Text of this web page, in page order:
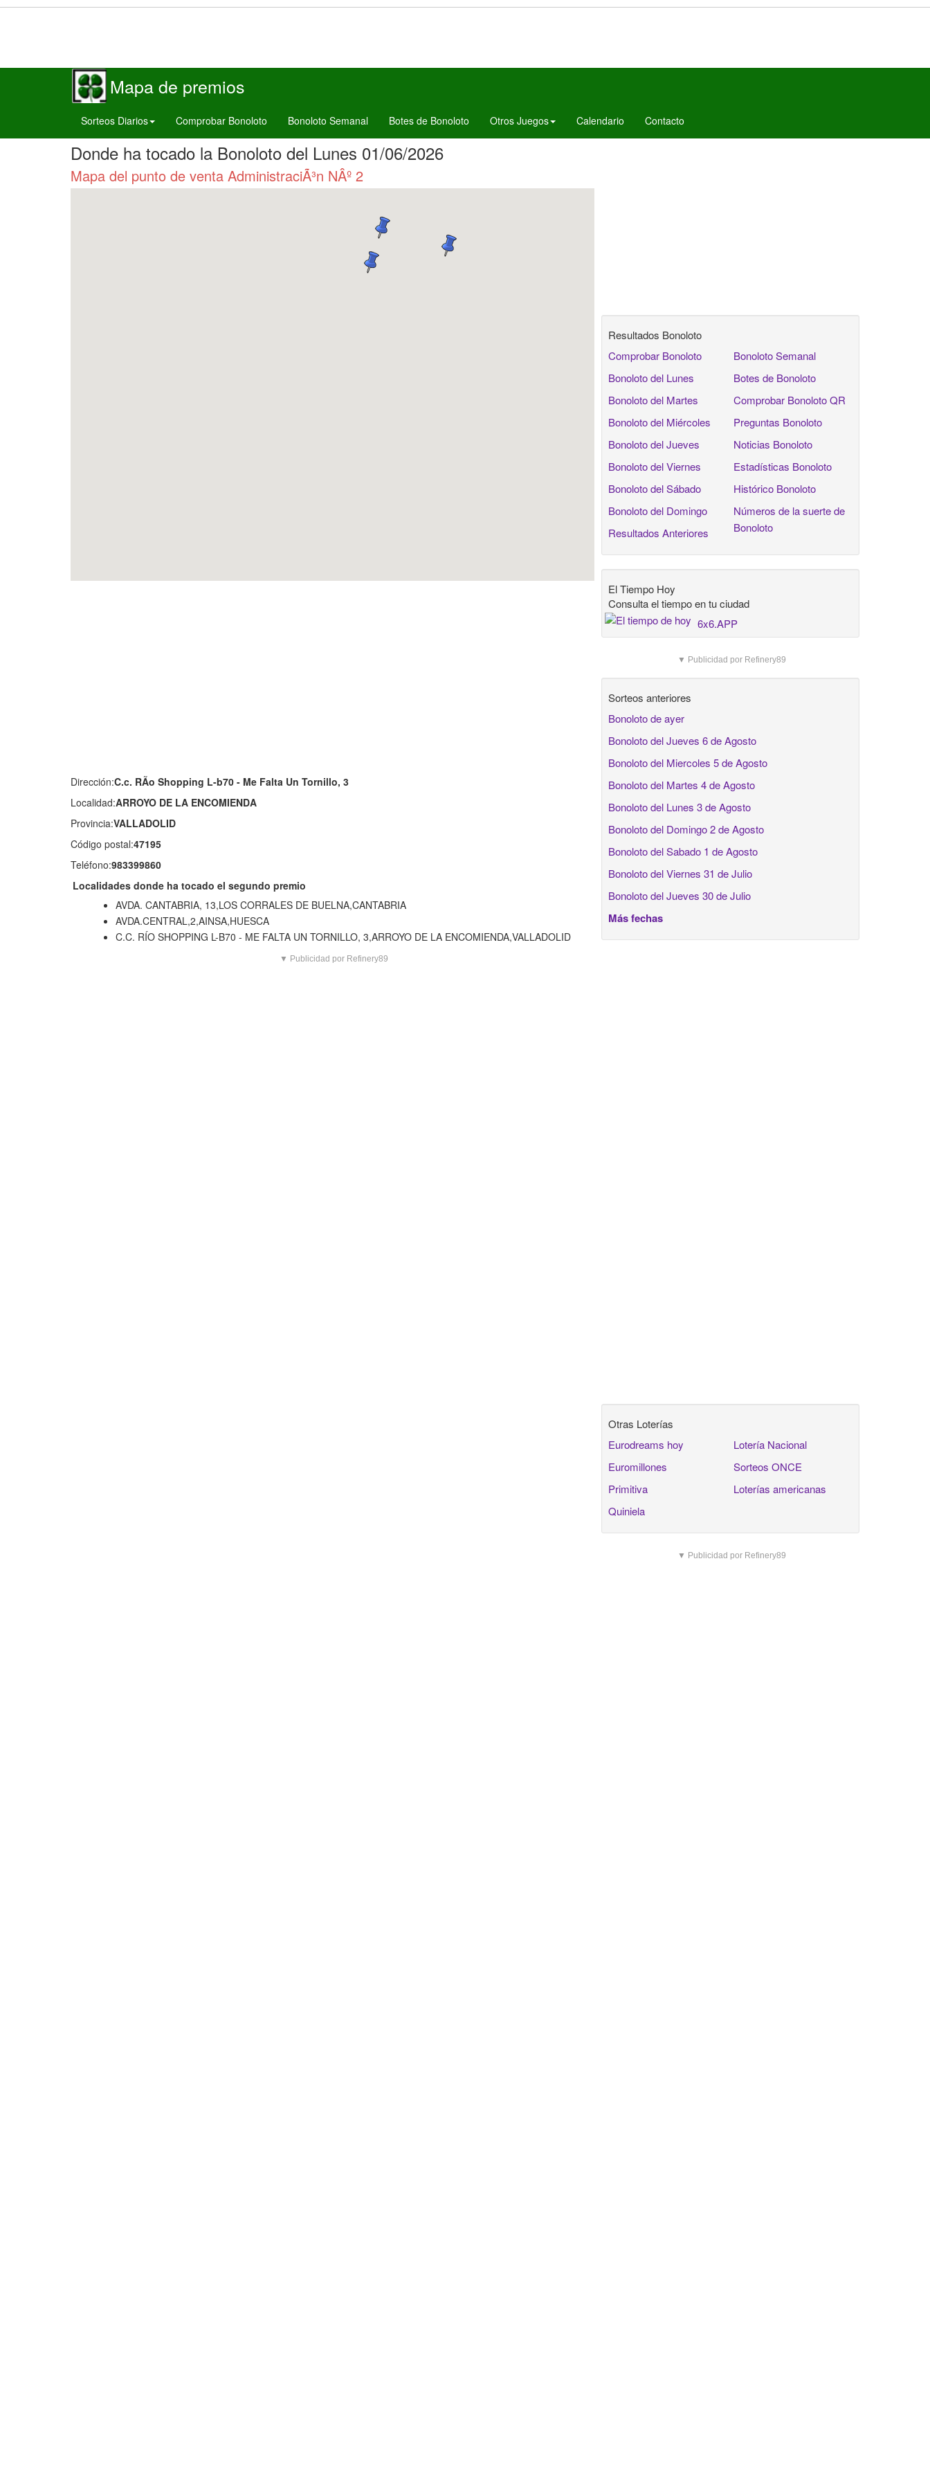
Mapa de premios
Sorteos Diarios Comprobar Bonoloto Bonoloto Semanal Botes de Bonoloto Otros Juegos Calendario Contacto
Donde ha tocado la Bonoloto del Lunes 01/06/2026
Mapa del punto de venta AdministraciÃ³n NÂº 2
Dirección:C.c. RÃo Shopping L-b70 - Me Falta Un Tornillo, 3
Localidad:ARROYO DE LA ENCOMIENDA
Provincia:VALLADOLID
Código postal:47195
Teléfono:983399860
Localidades donde ha tocado el segundo premio
AVDA. CANTABRIA, 13,LOS CORRALES DE BUELNA,CANTABRIA
AVDA.CENTRAL,2,AINSA,HUESCA
C.C. RÍO SHOPPING L-B70 - ME FALTA UN TORNILLO, 3,ARROYO DE LA ENCOMIENDA,VALLADOLID
▼ Publicidad por Refinery89
Resultados Bonoloto
Comprobar Bonoloto
Bonoloto del Lunes
Bonoloto del Martes
Bonoloto del Miércoles
Bonoloto del Jueves
Bonoloto del Viernes
Bonoloto del Sábado
Bonoloto del Domingo
Resultados Anteriores
Bonoloto Semanal
Botes de Bonoloto
Comprobar Bonoloto QR
Preguntas Bonoloto
Noticias Bonoloto
Estadísticas Bonoloto
Histórico Bonoloto
Números de la suerte de
Bonoloto
El Tiempo Hoy
Consulta el tiempo en tu ciudad
6x6.APP
▼ Publicidad por Refinery89
Sorteos anteriores
Bonoloto de ayer
Bonoloto del Jueves 6 de Agosto
Bonoloto del Miercoles 5 de Agosto
Bonoloto del Martes 4 de Agosto
Bonoloto del Lunes 3 de Agosto
Bonoloto del Domingo 2 de Agosto
Bonoloto del Sabado 1 de Agosto
Bonoloto del Viernes 31 de Julio
Bonoloto del Jueves 30 de Julio
Más fechas
Otras Loterías
Eurodreams hoy
Euromillones
Primitiva
Quiniela
Lotería Nacional
Sorteos ONCE
Loterías americanas
▼ Publicidad por Refinery89